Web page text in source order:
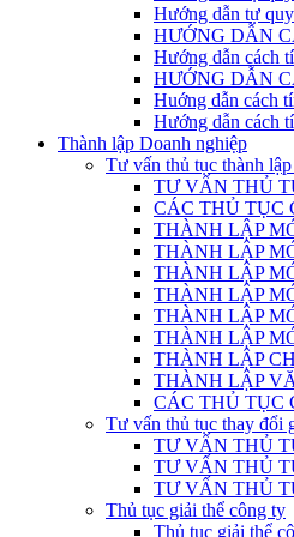
Hướng dẫn tự
HƯỚNG DẪN
Hướng dẫn cách
HƯỚNG DẪN
Huớng dẫn cách
Hướng dẫn cách
Thành lập Doanh nghiệp
Tư vấn thủ tục thành
TƯ VẤN THỦ
CÁC THỦ TỤC
THÀNH LẬP
THÀNH LẬP
THÀNH LẬP
THÀNH LẬP
THÀNH LẬP
THÀNH LẬP
THÀNH LẬP
THÀNH LẬP
CÁC THỦ TỤC
Tư vấn thủ tục thay đổi
TƯ VẤN THỦ
TƯ VẤN THỦ
TƯ VẤN THỦ
Thủ tục giải thể công ty
Thủ tục giải thể